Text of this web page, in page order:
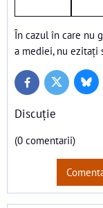
În cazul în care nu
a mediei, nu ezitați
FacebookTwitter
Discuție
(0 comentarii)